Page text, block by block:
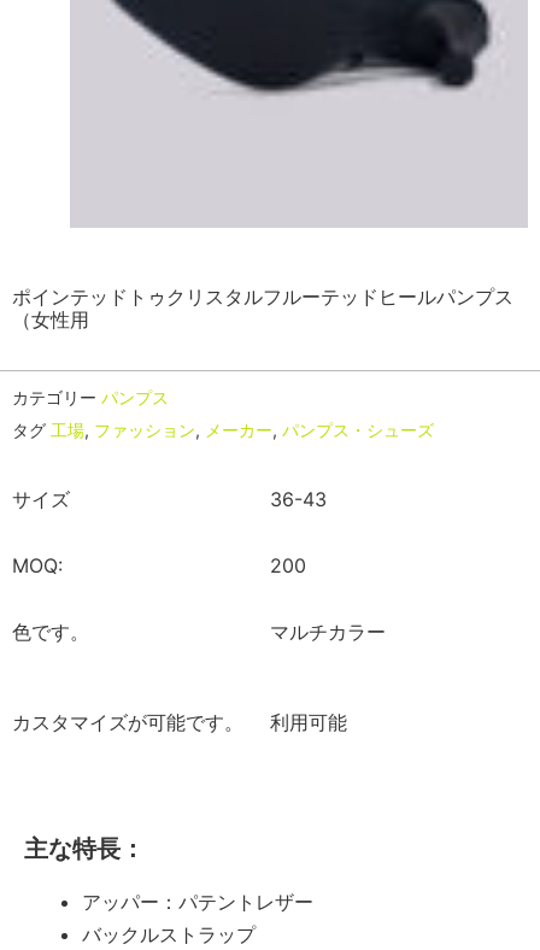
ポインテッドトゥクリスタルフルーテッドヒールパンプス
（女性用
カテゴリー パンプス
タグ 工場, ファッション, メーカー, パンプス・シューズ
サイズ 36-43
MOQ: 200
色です。 マルチカラー
カスタマイズが可能です。 利用可能
主な特長：
アッパー：パテントレザー
バックルストラップ